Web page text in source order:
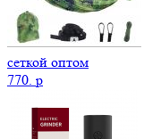
сеткой оптом
770. p